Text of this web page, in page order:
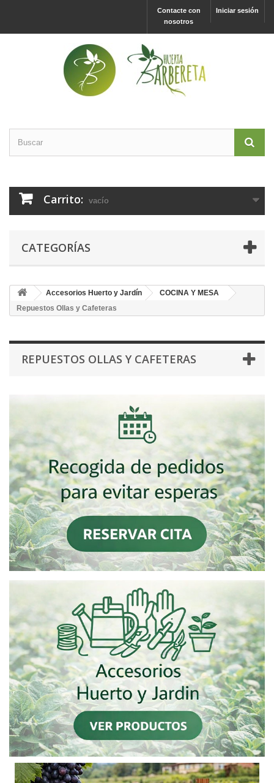
Iniciar sesión
Contacte con
nosotros
Carrito: vacío
CATEGORÍAS
Accesorios Huerto y Jardín
COCINA Y MESA
Repuestos Ollas y Cafeteras
REPUESTOS OLLAS Y CAFETERAS